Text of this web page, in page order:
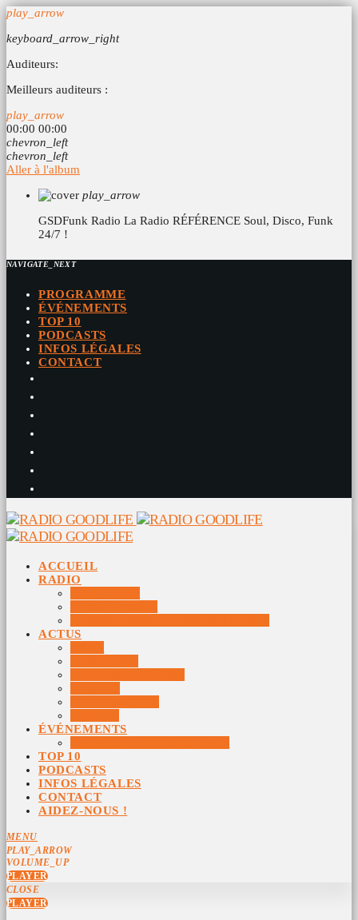
play_arrow
keyboard_arrow_right
Auditeurs:
Meilleurs auditeurs :
play_arrow
00:00 00:00
chevron_left
chevron_left
Aller à l'album
play_arrow
GSDFunk Radio La Radio RÉFÉRENCE Soul, Disco, Funk
24/7 !
NAVIGATE_NEXT
PROGRAMME
ÉVÉNEMENTS
TOP 10
PODCASTS
INFOS LÉGALES
CONTACT
ACCUEIL
RADIO
ACTUS
ÉVÉNEMENTS
TOP 10
PODCASTS
INFOS LÉGALES
CONTACT
AIDEZ-NOUS !
MENU
PLAY_ARROW
VOLUME_UP
PLAYER
CLOSE
PLAYER